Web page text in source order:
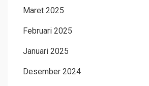
Maret 2025
Februari 2025
Januari 2025
Desember 2024